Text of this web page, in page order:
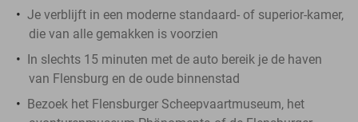
Je verblijft in een moderne standaard- of superior-kamer,
die van alle gemakken is voorzien
In slechts 15 minuten met de auto bereik je de haven
van Flensburg en de oude binnenstad
Bezoek het Flensburger Scheepvaartmuseum, het